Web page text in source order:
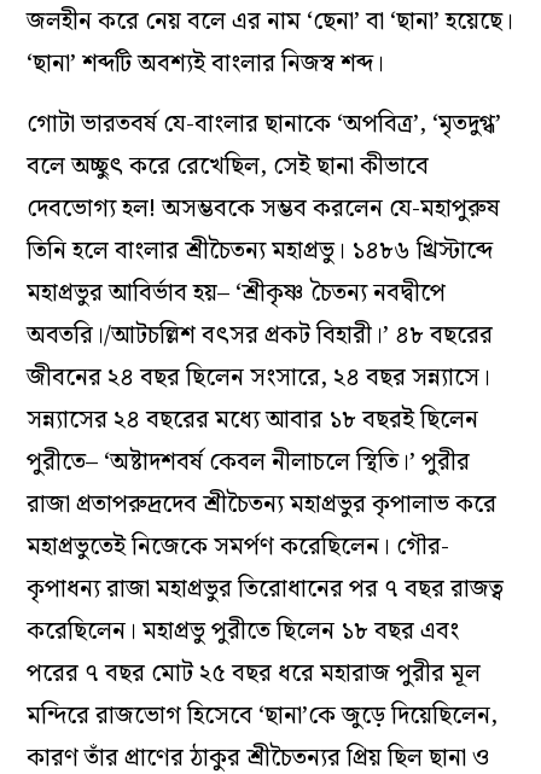
জলহীন করে নেয় বলে এর নাম ‘ছেনা’ বা ‘ছানা’ হয়েছে।
‘ছানা’ শব্দটি অবশ‌্যই বাংলার নিজস্ব শব্দ।
গোটা ভারতবর্ষ যে-বাংলার ছানাকে ‘অপবিত্র’, ‘মৃতদুগ্ধ’
বলে অচ্ছুৎ করে রেখেছিল, সেই ছানা কীভাবে
দেবভোগ‌্য হল! অসম্ভবকে সম্ভব করলেন যে-মহাপুরুষ
তিনি হলে বাংলার শ্রীচৈত‌ন‌্য মহাপ্রভু। ১৪৮৬ খ্রিস্টাব্দে
মহাপ্রভুর আবির্ভাব হয়– ‘শ্রীকৃষ্ণ চৈতন‌্য নবদ্বীপে
অবতরি।/আটচল্লিশ বৎসর প্রকট বিহারী।’ ৪৮ বছরের
জীবনের ২৪ বছর ছিলেন সংসারে, ২৪ বছর সন্ন‌্যাসে।
সন্ন‌্যাসের ২৪ বছরের মধ্যে আবার ১৮ বছরই ছিলেন
পুরীতে– ‘অষ্টাদশবর্ষ কেবল নীলাচলে স্থিতি।’ পুরীর
রাজা প্রতাপরুদ্রদেব শ্রীচৈতন‌্য মহাপ্রভুর কৃপালাভ করে
মহাপ্রভুতেই নিজেকে সমর্পণ করেছিলেন। গৌর-
কৃপাধন‌্য রাজা মহাপ্রভুর তিরোধানের পর ৭ বছর রাজত্ব
করেছিলেন। মহাপ্রভু পুরীতে ছিলেন ১৮ বছর এবং
পরের ৭ বছর মোট ২৫ বছর ধরে মহারাজ পুরীর মূল
মন্দিরে রাজভোগ হিসেবে ‘ছানা’কে জুড়ে দিয়েছিলেন,
কারণ তাঁর প্রাণের ঠাকুর শ্রীচৈতন‌্যর প্রিয় ছিল ছানা ও